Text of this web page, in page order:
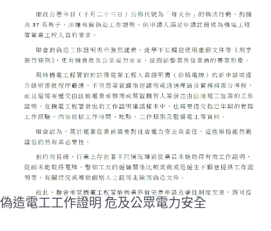
人士代供強積金的安排，期待能夠如期在「積金易」平台全面運作後正
實。 譚金蓮又表示，為期三年的「工傷僱員復康先導計劃」將於今年9
滿，過去有逾1千名工傷僱員參加，而大部分康復的參與者都再次重投工
作，反映計劃具一定成效。有見及此，勞聯建議特區政府進一步延長計
年，以及擴展至所有行業，讓更多工友能夠受惠。 勞聯副主席儲漢松表
現時平台工作者往往視為自僱人士，無法獲得基本勞工保障的問題值得關
注。勞聯去年曾進行調查，發現23％受訪平台工作者曾遇到工傷，其中
分人更表示平台公司未有作出任何工傷補償，或者有提供但對金額不滿
就此，勞聯認為可牽頭與大型保險公司商討，訂立為基層平台工作者而
工傷補償保險標準，並向平台公司提供經濟誘因如提供額外稅務優惠，
勵平台公司參與投保。 儲漢松又表示，近年公共交通車費持續上升，港
年6月加價3.9％、九巴和城巴在今年1月也分別加價4.3％和7.5％，對於
工作的打工仔女帶來沉重負擔。因此，勞聯建議將「公共交通費用補貼計
劃」增加補貼上限至500元及改成兩級制，加強資助長途乘客。在新制度
下，計算補貼額的方式為每月實際公共交通開支扣除首400元後，餘額的
800元可獲三分之一的補貼，而其後的餘額可獲二分之一的補貼。估計措
偽造電工工作證明 危及公眾電力安全